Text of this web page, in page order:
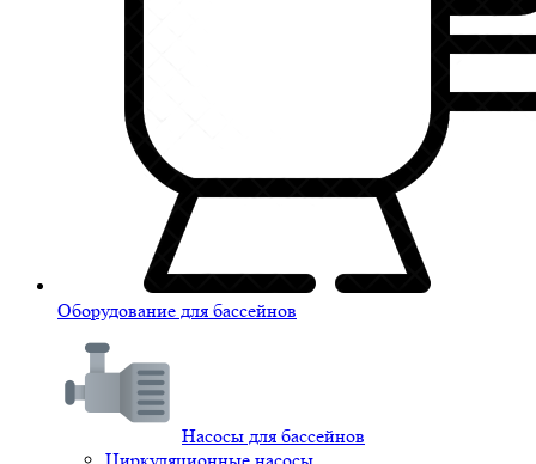
Оборудование для бассейнов
Насосы для бассейнов